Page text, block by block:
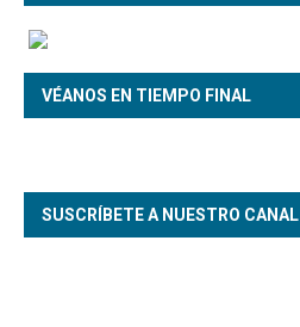
VÉANOS EN TIEMPO FINAL
SUSCRÍBETE A NUESTRO CANAL